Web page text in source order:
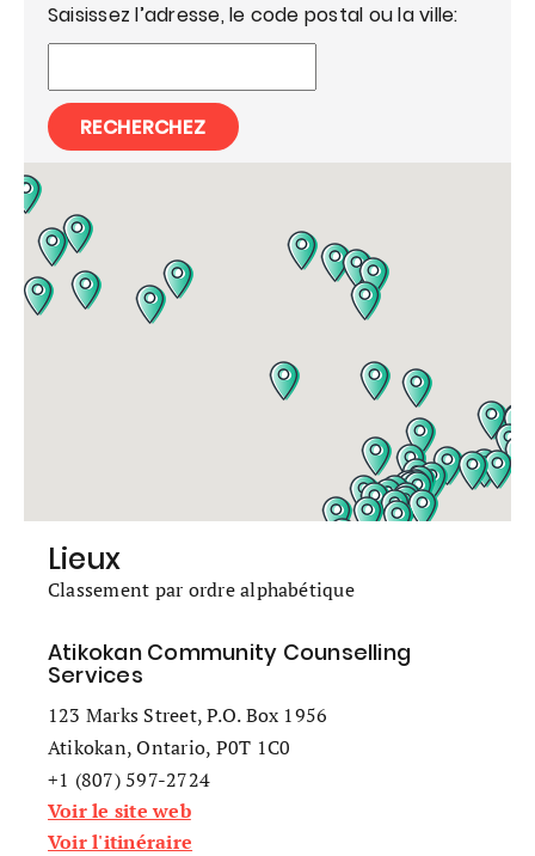
Saisissez l’adresse, le code postal ou la ville:
RECHERCHEZ
Lieux
Classement par ordre alphabétique
Atikokan Community Counselling
Services
123 Marks Street, P.O. Box 1956
Atikokan, Ontario, P0T 1C0
+1 (807) 597-2724
Voir le site web
Voir l'itinéraire